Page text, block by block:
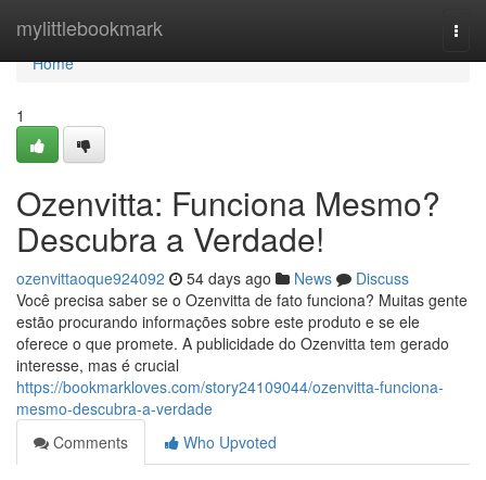
mylittlebookmark
Home
Home
1
Ozenvitta: Funciona Mesmo?
Descubra a Verdade!
ozenvittaoque924092 54 days ago News
Discuss
Você precisa saber se o Ozenvitta de fato funciona? Muitas gente
estão procurando informações sobre este produto e se ele
oferece o que promete. A publicidade do Ozenvitta tem gerado
interesse, mas é crucial
https://bookmarkloves.com/story24109044/ozenvitta-funciona-
mesmo-descubra-a-verdade
Comments
Who Upvoted